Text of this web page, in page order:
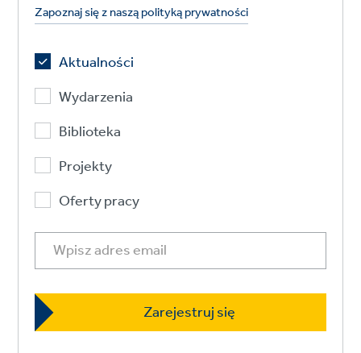
Zapoznaj się z naszą polityką prywatności
Aktualności
Wydarzenia
Biblioteka
Projekty
Oferty pracy